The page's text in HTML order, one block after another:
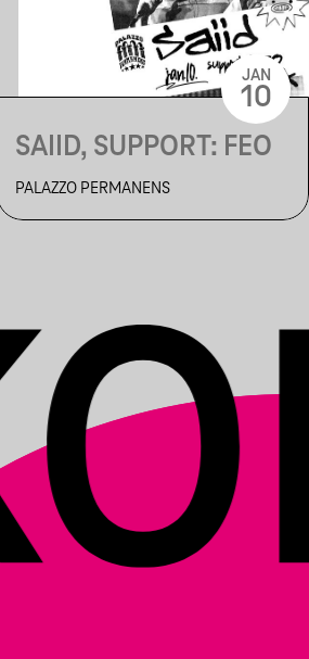
SAIID, SUPPORT: FEO
PALAZZO PERMANENS
JAN
10